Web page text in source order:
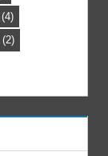
(4)
(2)